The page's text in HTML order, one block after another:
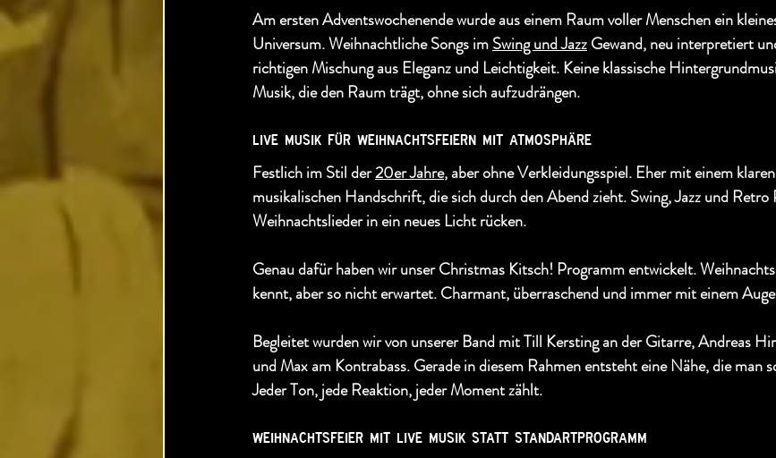
Am ersten Adventswochenende wurde aus einem Raum voller Menschen ein
Universum. Weihnachtliche Songs im Swing und Jazz Gewand, neu interpretiert
richtigen Mischung aus Eleganz und Leichtigkeit. Keine klassische
Musik, die den Raum trägt, ohne sich aufzudrängen.
​live musik für weihnachtsfeiern mit atmosphäre
Festlich im Stil der 20er Jahre, aber ohne Verkleidungsspiel. Eher mit einem
musikalischen Handschrift, die sich durch den Abend zieht. Swing, Jazz und Retro
Weihnachtslieder in ein neues Licht rücken.
Genau dafür haben wir unser Christmas Kitsch! Programm entwickelt.
kennt, aber so nicht erwartet. Charmant, überraschend und immer mit einem
Begleitet wurden wir von unserer Band mit Till Kersting an der Gitarre, Andreas
und Max am Kontrabass. Gerade in diesem Rahmen entsteht eine Nähe, die man
Jeder Ton, jede Reaktion, jeder Moment zählt.
​weihnachtsfeier mit live musik statt standartprogramm